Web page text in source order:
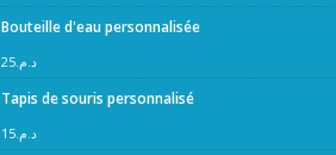
Bouteille d'eau personnalisée
د.م.25
Tapis de souris personnalisé
د.م.15